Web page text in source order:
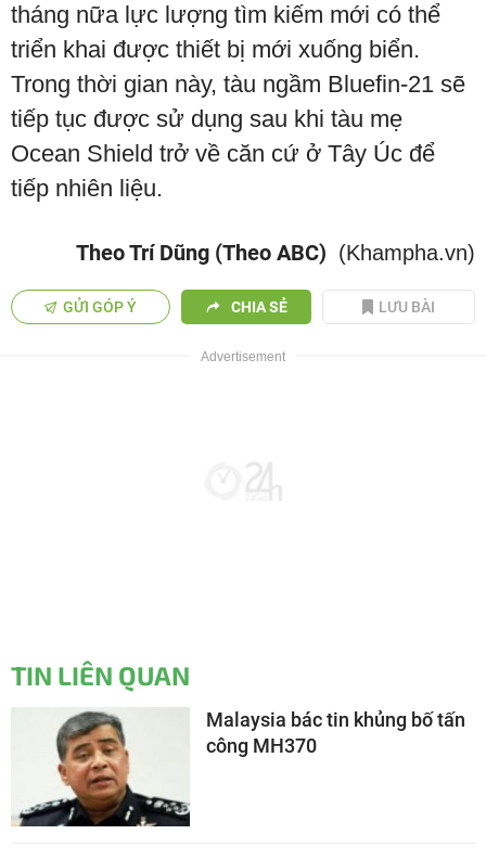
tháng nữa lực lượng tìm kiếm mới có thể
triển khai được thiết bị mới xuống biển.
Trong thời gian này, tàu ngầm Bluefin-21 sẽ
tiếp tục được sử dụng sau khi tàu mẹ
Ocean Shield trở về căn cứ ở Tây Úc để
tiếp nhiên liệu.
Theo Trí Dũng (Theo ABC) (Khampha.vn)
GỬI GÓP Ý CHIA SẺ LƯU BÀI
TIN LIÊN QUAN
Malaysia bác tin khủng bố tấn
công MH370